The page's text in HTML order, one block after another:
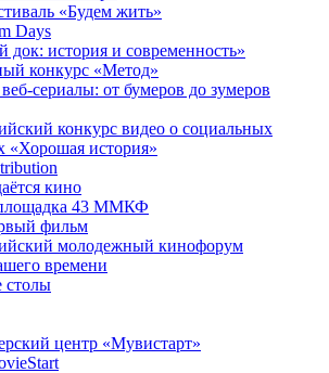
«Будем жить»
Days
док: история и современность»
конкурс «Метод»
сериалы: от бумеров до зумеров
конкурс видео о социальных
«Хорошая история»
кино
43 ММКФ
фильм
молодежный кинофорум
времени
столы
центр «Мувистарт»